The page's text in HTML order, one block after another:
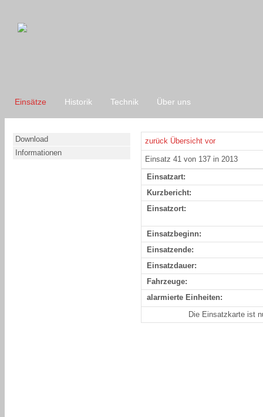
Einsätze Historik Technik Über uns
Download
Informationen
zurück Übersicht vor
Einsatz 41 von 137 in 2013
Einsatzart:
Kurzbericht:
Einsatzort:
Einsatzbeginn:
Einsatzende:
Einsatzdauer:
Fahrzeuge:
alarmierte Einheiten:
Die Einsatzkarte ist